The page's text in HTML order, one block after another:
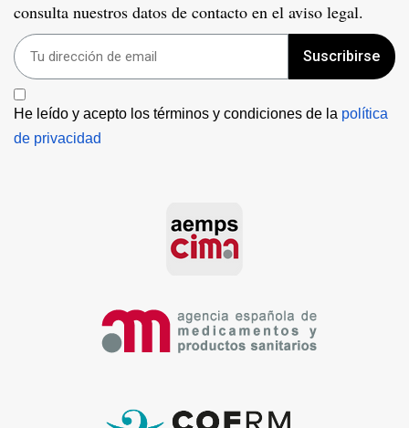
consulta nuestros datos de contacto en el aviso legal.
Suscribirse
He leído y acepto los términos y condiciones de la política
de privacidad